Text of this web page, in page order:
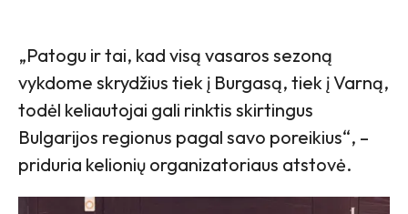
„Patogu ir tai, kad visą vasaros sezoną
vykdome skrydžius tiek į Burgasą, tiek į Varną,
todėl keliautojai gali rinktis skirtingus
Bulgarijos regionus pagal savo poreikius“, –
priduria kelionių organizatoriaus atstovė.